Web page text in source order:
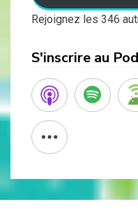
Rejoignez les 346
S'inscrire au